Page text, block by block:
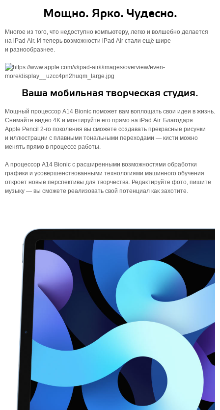
Мощно. Ярко. Чудесно.
Многое из того, что недоступно компьютеру, легко и волшебно делается
на iPad Air. И теперь возможности iPad Air стали ещё шире
и разнообразнее.
Ваша мобильная творческая студия.
Мощный процессор A14 Bionic поможет вам воплощать свои идеи в жизнь.
Снимайте видео 4K и монтируйте его прямо на iPad Air. Благодаря
Apple Pencil 2‑го поколения вы сможете создавать прекрасные рисунки
и иллюстрации с плавными тональными переходами — кисти можно
менять прямо в процессе работы.
А процессор A14 Bionic с расширенными возможностями обработки
графики и усовершенст­вованными технологиями машинного обучения
откроет новые перспективы для творчества. Редактируйте фото, пишите
музыку — вы сможете реализовать свой потенциал как захотите.